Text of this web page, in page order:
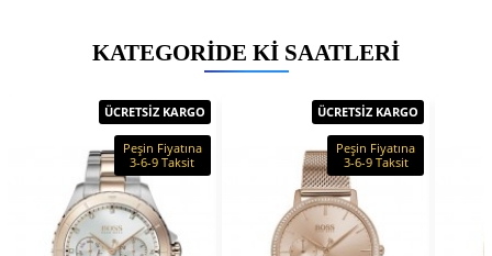
KATEGORIDE KI SAATLERI
ÜCRETSİZ KARGO
Peşin Fiyatına
3-6-9 Taksit
ÜCRETSİZ KARGO
Peşin Fiyatına
3-6-9 Taksit